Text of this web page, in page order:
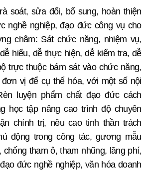
soát, sửa đổi, bổ sung, hoàn thiện
nghề nghiệp, đạo đức công vụ cho
châm: Sát chức năng, nhiệm vụ,
hiểu, dễ thực hiện, dễ kiểm tra, dễ
trực thuộc bám sát vào chức năng,
vị để cụ thể hóa, với một số nội
luyện phẩm chất đạo đức cách
học tập nâng cao trình độ chuyên
chính trị, nêu cao tinh thần trách
động trong công tác, gương mẫu
tham ô, tham nhũng, lãng phí,
đức nghề nghiệp, văn hóa doanh